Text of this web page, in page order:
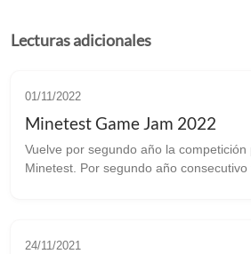
Lecturas adicionales
01/11/2022
Minetest Game Jam 2022
Vuelve por segundo año la
Minetest. Por segundo año consecutivo vuelve este divertido
24/11/2021